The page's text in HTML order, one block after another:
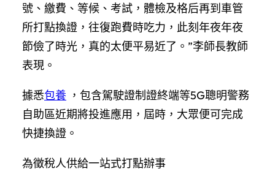
號、繳費、等候、考試，體檢及格后再到車管
所打點換證，往復跑費時吃力，此刻年夜年夜
節儉了時光，真的太便平易近了。”李師長教師
表現。
據悉包養 ，包含駕駛證制證終端等5G聰明警務
自助區近期將投進應用，屆時，大眾便可完成
快捷換證。
為徵稅人供給一站式打點辦事